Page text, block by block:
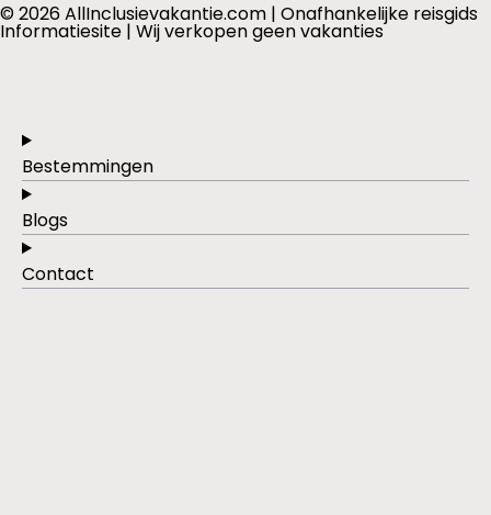
© 2026 AllInclusievakantie.com | Onafhankelijke reisgids
Informatiesite | Wij verkopen geen vakanties
Bestemmingen
Blogs
Contact